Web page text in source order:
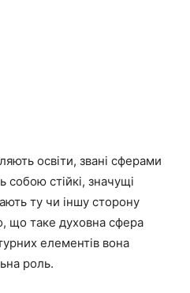
освіти, звані сферами
собою стійкі, значущі
ту чи іншу сторону
що таке духовна сфера
елементів вона
роль.